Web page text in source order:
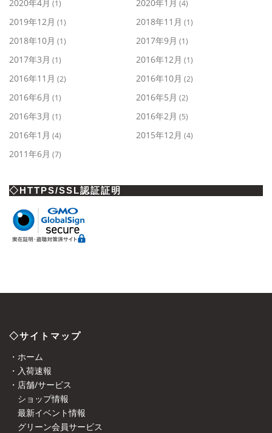
2020年4月 (1) 2020年1月 (4)
2019年12月 (1) 2018年11月 (1)
2018年10月 (1) 2017年9月 (1)
2017年3月 (1) 2016年12月 (1)
2016年11月 (2) 2016年10月 (2)
2016年6月 (1) 2016年5月 (2)
2016年3月 (1) 2016年2月 (5)
2016年1月 (4) 2015年12月 (4)
2011年6月 (7)
◇HTTPS/SSL認証証明
◇サイトマップ
・ホーム
・入荷速報
・店舗/サービス
ショップ情報
最新イベント情報
グリーン会員サービス